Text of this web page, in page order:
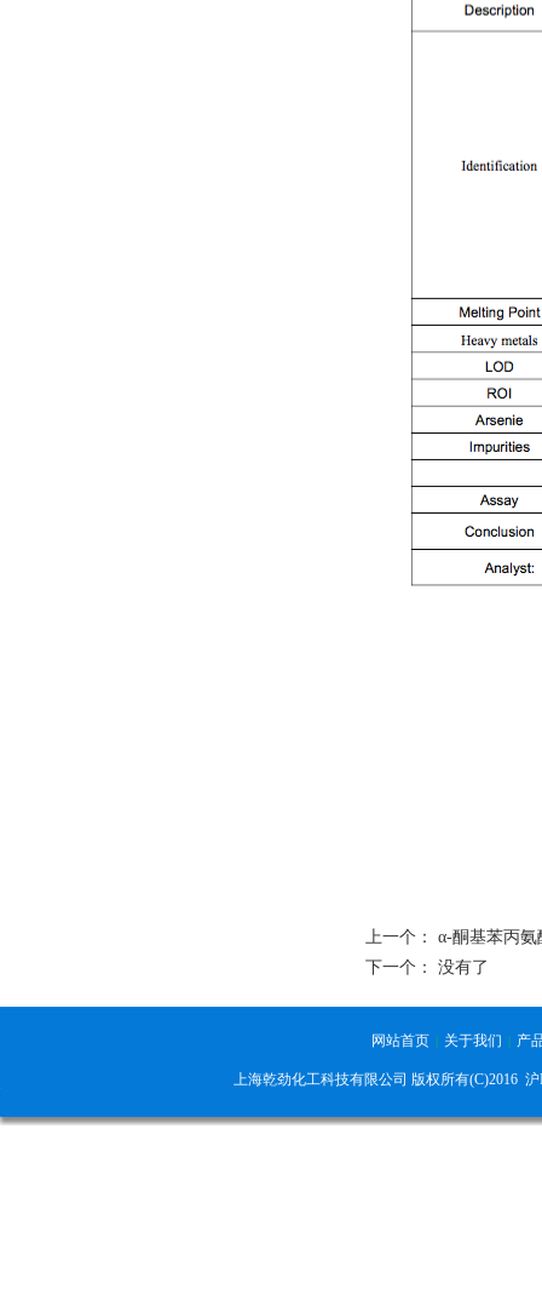
上一个： α-酮基苯丙氨
下一个： 没有了
网站首页 | 关于我们 | 产
上海乾劲化工科技有限公司 版权所有(C)2016 沪